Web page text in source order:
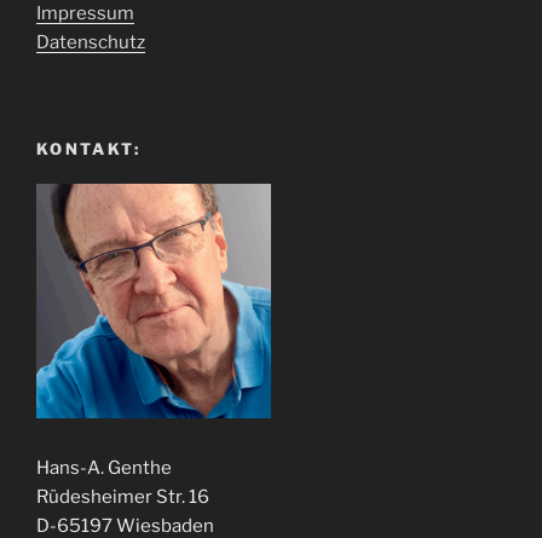
Impressum
Datenschutz
KONTAKT:
Hans-A. Genthe
Rüdesheimer Str. 16
D-65197 Wiesbaden